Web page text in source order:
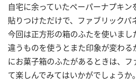
自宅に余っていたペーパーナプキン
貼りつけただけで、ファブリックパ
今回は正方形の箱のふたを使いま
違うものを使うとまた印象が変わ
にお菓子箱のふたがあるときは、
て楽しんでみてはいかがでしょうか。